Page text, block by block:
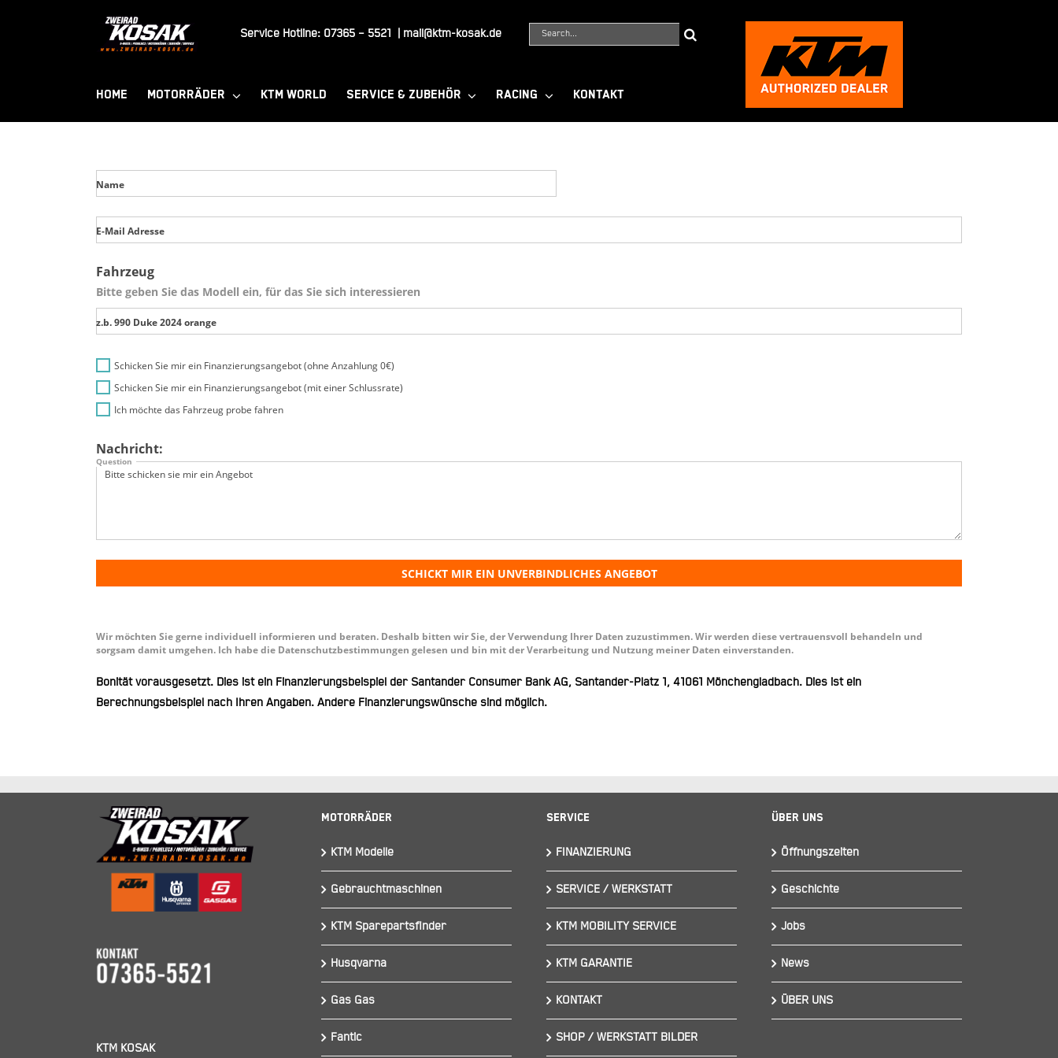
Service Hotline: 07365 – 5521 mail@ktm-kosak.de
Suche
HOME MOTORRÄDER KTM WORLD SERVICE & ZUBEHÖR RACING KONTAKT
Name
E-Mail Adresse
Fahrzeug
Bitte geben Sie das Modell ein, für das Sie sich interessieren
z.b. 990 Duke 2024 orange
Schicken Sie mir ein Finanzierungsangebot (ohne Anzahlung 0€)
Schicken Sie mir ein Finanzierungsangebot (mit einer Schlussrate)
Ich möchte das Fahrzeug probe fahren
Nachricht:
Question
SCHICKT MIR EIN UNVERBINDLICHES ANGEBOT
Wir möchten Sie gerne individuell informieren und beraten. Deshalb bitten wir Sie, der Verwendung Ihrer Daten zuzustimmen. Wir werden diese vertrauensvoll behandeln und
sorgsam damit umgehen. Ich habe die Datenschutzbestimmungen gelesen und bin mit der Verarbeitung und Nutzung meiner Daten einverstanden.
Bonität vorausgesetzt. Dies ist ein Finanzierungsbeispiel der Santander Consumer Bank AG, Santander-Platz 1, 41061 Mönchengladbach. Dies ist ein
Berechnungsbeispiel nach Ihren Angaben. Andere Finanzierungswünsche sind möglich.
KTM KOSAK
Motorräder
KTM Modelle
Gebrauchtmaschinen
KTM Sparepartsfinder
Husqvarna
Gas Gas
Fantic
Service
FINANZIERUNG
SERVICE / WERKSTATT
KTM MOBILITY SERVICE
KTM GARANTIE
KONTAKT
SHOP / WERKSTATT BILDER
Über Uns
Öffnungszeiten
Geschichte
Jobs
News
ÜBER UNS